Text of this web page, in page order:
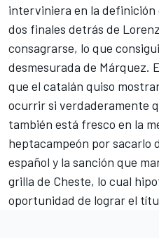
interviniera en la
dos finales detrás de
consagrarse, lo que
desmesurada de Márquez.
que el catalán quiso
ocurrir si verdaderamente
también está fresco en la
heptacampeón por sacarlo
español y la sanción que
grilla de Cheste, lo cual
oportunidad de lograr el